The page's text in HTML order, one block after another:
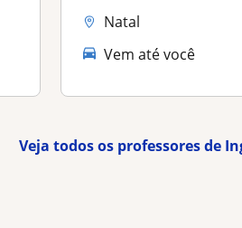
Natal
Vem até você
Veja todos os professores de